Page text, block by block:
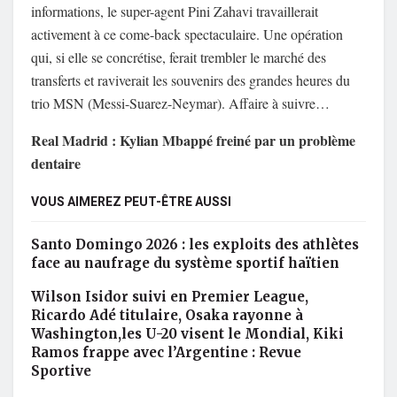
informations, le super-agent Pini Zahavi travaillerait
activement à ce come-back spectaculaire. Une opération
qui, si elle se concrétise, ferait trembler le marché des
transferts et raviverait les souvenirs des grandes heures du
trio MSN (Messi-Suarez-Neymar). Affaire à suivre…
Real Madrid : Kylian Mbappé freiné par un problème
dentaire
VOUS AIMEREZ PEUT-ÊTRE AUSSI
Santo Domingo 2026 : les exploits des athlètes
face au naufrage du système sportif haïtien
Wilson Isidor suivi en Premier League,
Ricardo Adé titulaire, Osaka rayonne à
Washington,les U-20 visent le Mondial, Kiki
Ramos frappe avec l’Argentine : Revue
Sportive